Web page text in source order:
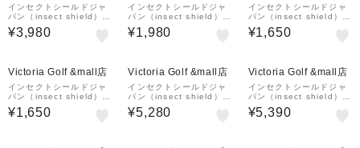
all店
インセクトシールドジャ
パン（insect shield）長
袖アンダーシャツ インセ
クトシールドモックネッ
¥3,980
インセクトシールドジャ
パン（insect shield）ゴ
ルフ インセクトシールド
ソックス 2561TC-07
¥1,980
インセクトシールドジャ
パン（insect shield）ゴ
ルフ 吸水速乾 インセク
トシールド ソックス 25
¥1,650
Victoria Golf &mall店
インセクトシールドジャ
パン（insect shield）ゴ
ルフ インセクトシールド
ソックス 2563TC-07-M
¥1,650
Victoria Golf &mall店
インセクトシールドジャ
パン（insect shield）ゴ
ルフ 吸水速乾 インセク
トシールドストール 255
¥5,280
Victoria Golf &mall店
インセクトシールドジャ
パン（insect shield）ゴ
ルフウェア 吸汗速乾 消
臭 モックネック ロング
¥5,390